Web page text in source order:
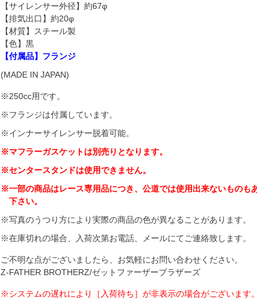
【サイレンサー外径】約67φ
【排気出口】約20φ
【材質】スチール製
【色】黒
【付属品】フランジ
(MADE IN JAPAN)
※250cc用です。
※フランジは付属しています。
※インナーサイレンサー脱着可能。
※マフラーガスケットは別売りとなります。
※センタースタンドは使用できません。
※一部の商品はレース専用品につき、公道では使用出来ないものも
下さい。
※写真のうつり方により実際の商品の色が異なることがあります。
※在庫切れの場合、入荷次第お電話、メールにてご連絡致します。
ご不明な点がございましたら、お気軽にお問い合わせください。
Z-FATHER BROTHERZ/ゼットファーザーブラザーズ
※システムの遅れにより［入荷待ち］が非表示の場合がございます